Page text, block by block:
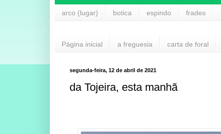
arco (lugar) botica espindo frades
Página inicial a freguesia carta de foral
segunda-feira, 12 de abril de 2021
da Tojeira, esta manhã